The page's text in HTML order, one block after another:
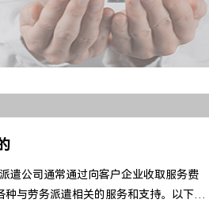
遣公司通常通过向客户企业收取服务费
与劳务派遣相关的服务和支持。以下是